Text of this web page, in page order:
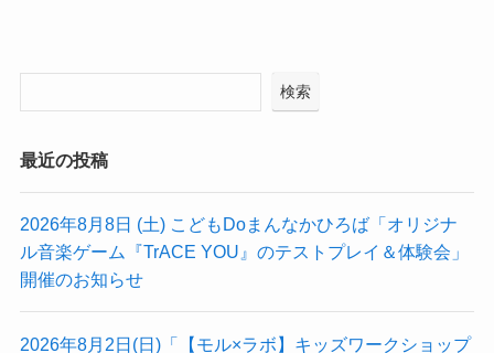
検索
最近の投稿
2026年8月8日 (土) こどもDoまんなかひろば「オリジナ
ル音楽ゲーム『TrACE YOU』のテストプレイ＆体験会」
開催のお知らせ
2026年8月2日(日)「【モル×ラボ】キッズワークショップ